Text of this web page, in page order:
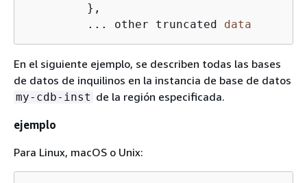
         },
         ... other truncated
data
En el siguiente ejemplo, se describen todas las bases
de datos de inquilinos en la instancia de base de datos
my-cdb-inst de la región especificada.
ejemplo
Para Linux, macOS o Unix: